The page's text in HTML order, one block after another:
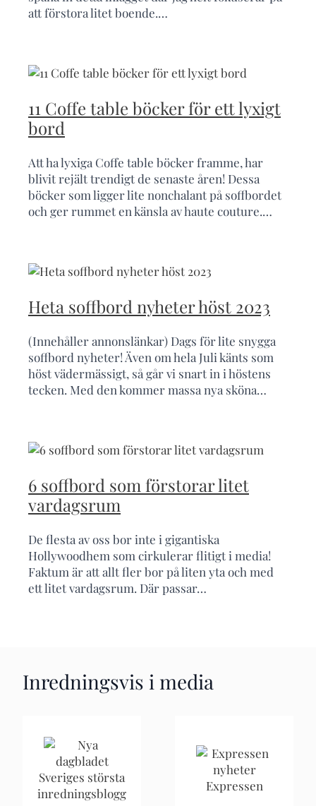
att förstora litet boende.…
11 Coffe table böcker för ett lyxigt
bord
Att ha lyxiga Coffe table böcker framme, har
blivit rejält trendigt de senaste åren! Dessa
böcker som ligger lite nonchalant på soffbordet
och ger rummet en känsla av haute couture.…
Heta soffbord nyheter höst 2023
(Innehåller annonslänkar) Dags för lite snygga
soffbord nyheter! Även om hela Juli känts som
höst vädermässigt, så går vi snart in i höstens
tecken. Med den kommer massa nya sköna…
6 soffbord som förstorar litet
vardagsrum
De flesta av oss bor inte i gigantiska
Hollywoodhem som cirkulerar flitigt i media!
Faktum är att allt fler bor på liten yta och med
ett litet vardagsrum. Där passar…
Inredningsvis i media
Sveriges största
inredningsblogg
Expressen